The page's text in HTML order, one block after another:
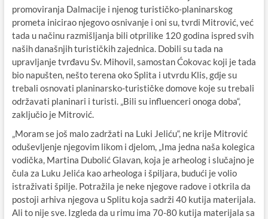
promoviranja Dalmacije i njenog turističko-planinarskog
prometa inicirao njegovo osnivanje i oni su, tvrdi Mitrović, već
tada u načinu razmišljanja bili otprilike 120 godina ispred svih
naših današnjih turističkih zajednica. Dobili su tada na
upravljanje tvrđavu Sv. Mihovil, samostan Ćokovac koji je tada
bio napušten, nešto terena oko Splita i utvrdu Klis, gdje su
trebali osnovati planinarsko-turističke domove koje su trebali
održavati planinari i turisti. „Bili su influenceri onoga doba“,
zaključio je Mitrović.
„Moram se još malo zadržati na Luki Jeliću“, ne krije Mitrović
oduševljenje njegovim likom i djelom, „Ima jedna naša kolegica
vodička, Martina Dubolić Glavan, koja je arheolog i slučajno je
čula za Luku Jelića kao arheologa i špiljara, budući je volio
istraživati špilje. Potražila je neke njegove radove i otkrila da
postoji arhiva njegova u Splitu koja sadrži 40 kutija materijala.
Ali to nije sve. Izgleda da u rimu ima 70-80 kutija materijala sa